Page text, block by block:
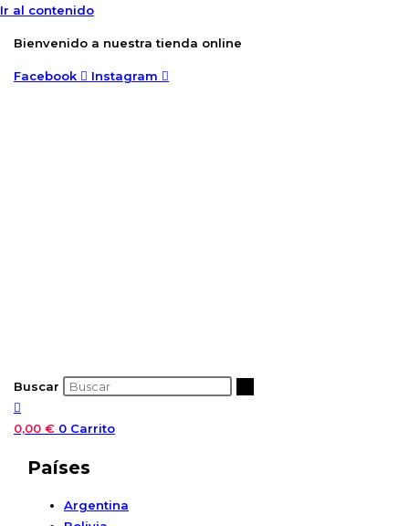
Ir al contenido
Bienvenido a nuestra tienda online
Facebook Instagram
Buscar
0,00 € 0 Carrito
Países
Argentina